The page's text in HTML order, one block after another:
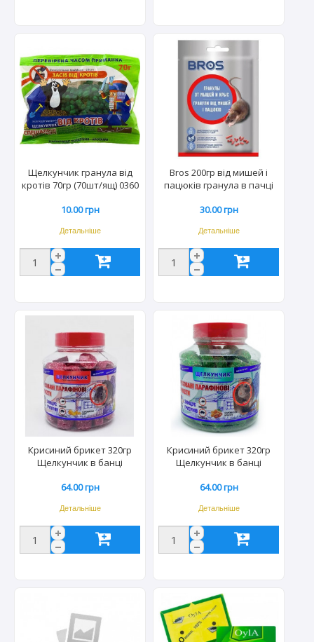
Щелкунчик гранула від
кротів 70гр (70шт/ящ) 0360
10.00 грн
Детальніше
Bros 200гр від мишей і
пацюків гранула в пачці
30.00 грн
Детальніше
Крисиний брикет 320гр
Щелкунчик в банці
64.00 грн
Детальніше
Крисиний брикет 320гр
Щелкунчик в банці
64.00 грн
Детальніше